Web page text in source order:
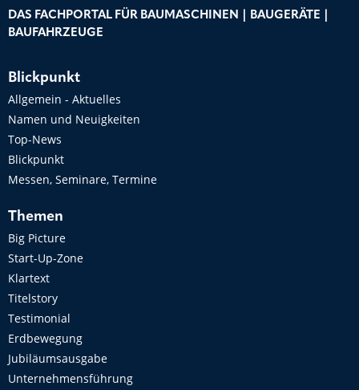
DAS FACHPORTAL FÜR BAUMASCHINEN | BAUGERÄTE |
BAUFAHRZEUGE
Blickpunkt
Allgemein - Aktuelles
Namen und Neuigkeiten
Top-News
Blickpunkt
Messen, Seminare, Termine
Themen
Big Picture
Start-Up-Zone
Klartext
Titelstory
Testimonial
Erdbewegung
Jubiläumsausgabe
Unternehmensführung